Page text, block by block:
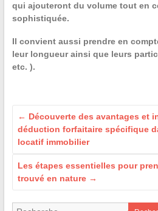
qui ajouteront du volume tout en
sophistiquée.
Il convient aussi prendre en
leur longueur ainsi que leurs
etc. ).
← Découverte des avantages et
déduction forfaitaire spécifique
locatif immobilier
Les étapes essentielles pour
trouvé en nature →